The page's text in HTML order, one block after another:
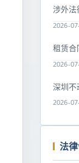
涉外法
2026-
租赁合
2026-
深圳不
2026-
法